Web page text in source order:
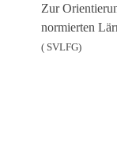
Zur
normierten
( SVLFG)